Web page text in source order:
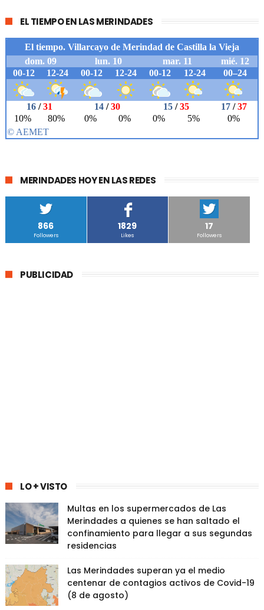
EL TIEMPO EN LAS MERINDADES
MERINDADES HOY EN LAS REDES
866
Followers
1829
Likes
17
Followers
PUBLICIDAD
LO + VISTO
Multas en los supermercados de Las
Merindades a quienes se han saltado el
confinamiento para llegar a sus segundas
residencias
Las Merindades superan ya el medio
centenar de contagios activos de Covid-19
(8 de agosto)